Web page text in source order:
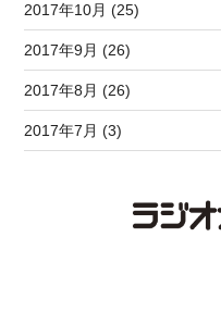
2017年10月 (25)
2017年9月 (26)
2017年8月 (26)
2017年7月 (3)